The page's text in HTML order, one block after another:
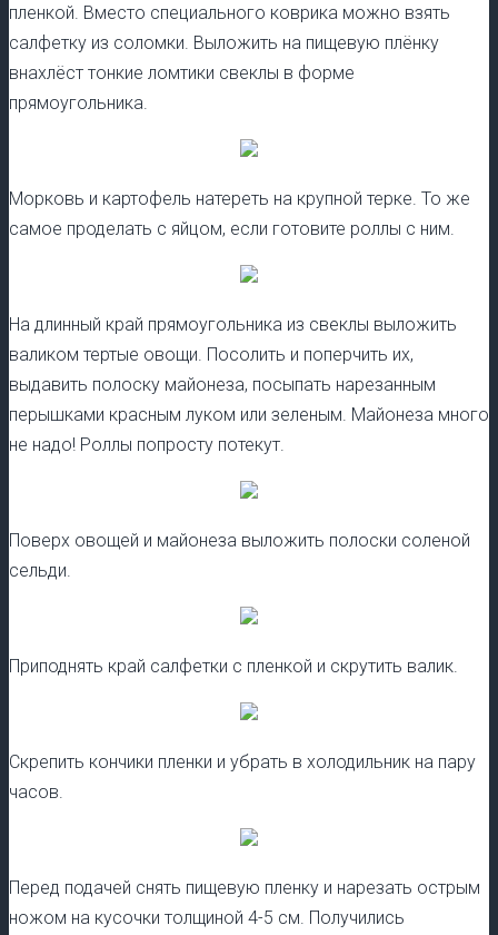
пленкой. Вместо специального коврика можно взять
салфетку из соломки. Выложить на пищевую плёнку
внахлёст тонкие ломтики свеклы в форме
прямоугольника.
Морковь и картофель натереть на крупной терке. То же
самое проделать с яйцом, если готовите роллы с ним.
На длинный край прямоугольника из свеклы выложить
валиком тертые овощи. Посолить и поперчить их,
выдавить полоску майонеза, посыпать нарезанным
перышками красным луком или зеленым. Майонеза много
не надо! Роллы попросту потекут.
Поверх овощей и майонеза выложить полоски соленой
сельди.
Приподнять край салфетки с пленкой и скрутить валик.
Скрепить кончики пленки и убрать в холодильник на пару
часов.
Перед подачей снять пищевую пленку и нарезать острым
ножом на кусочки толщиной 4-5 см. Получились